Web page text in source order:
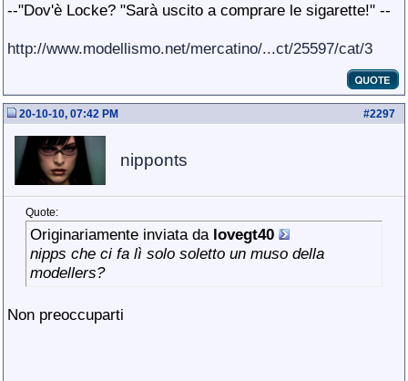
--"Dov'è Locke? "Sarà uscito a comprare le sigarette!" --
http://www.modellismo.net/mercatino/...ct/25597/cat/3
#2297
20-10-10, 07:42 PM
nipponts
Quote:
Originariamente inviata da lovegt40
nipps che ci fa lì solo soletto un muso della
modellers?
Non preoccuparti